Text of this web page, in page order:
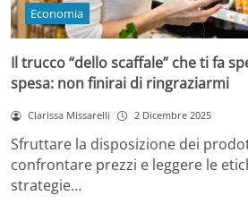
Economia
Il trucco “dello scaffale” che ti fa
spesa: non finirai di ringraziarmi
Clarissa Missarelli 2 Dicembre 2025
Sfruttare la disposizione dei
confrontare prezzi e leggere le
strategie…